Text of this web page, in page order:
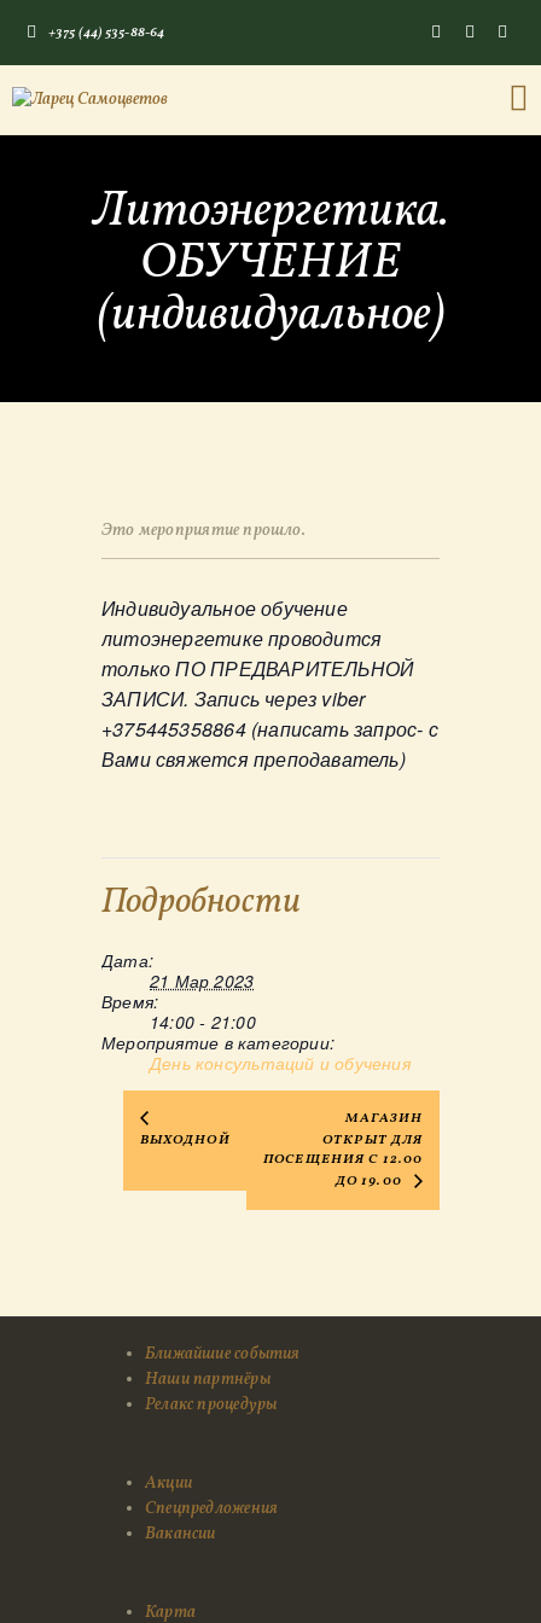
+375 (44) 535-88-64
Литоэнергетика.
ОБУЧЕНИЕ
(индивидуальное)
КАМНИ СО СМЫСЛОМ
ЭНЕРГИЯ ФОРМ
МАГАЗИН
Это мероприятие прошло.
Индивидуальное обучение
литоэнергетике проводится
только ПО ПРЕДВАРИТЕЛЬНОЙ
ЗАПИСИ. Запись через viber
+375445358864 (написать запрос- с
Вами свяжется преподаватель)
Подробности
Дата:
21 Мар 2023
Время:
14:00 - 21:00
Мероприятие в категории:
День консультаций и обучения
ВЫХОДНОЙ
МАГАЗИН
ОТКРЫТ ДЛЯ
ПОСЕЩЕНИЯ C 12.00
ДО 19.00
Ближайшие события
Наши партнёры
Релакс процедуры
Акции
Спецпредложения
Вакансии
Карта